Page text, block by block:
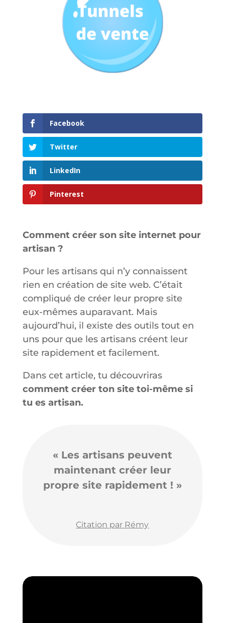
Facebook
Twitter
LinkedIn
Pinterest
Comment créer son site internet pour
artisan ?
Pour les artisans qui n’y connaissent
rien en création de site web. C’était
compliqué de créer leur propre site
eux-mêmes auparavant. Mais
aujourd’hui, il existe des outils tout en
uns pour que les artisans créent leur
site rapidement et facilement.
Dans cet article, tu découvriras
comment créer ton site toi-même si
tu es artisan.
« Les artisans peuvent
maintenant créer leur
propre site rapidement ! »
Citation par Rémy